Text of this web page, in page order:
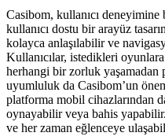
Casibom, kullanıcı
kullanıcı dostu bir arayüz
kolayca anlaşılabilir ve
Kullanıcılar, istedikleri
herhangi bir zorluk
uyumluluk da Casibom’un
platforma mobil cihazlarından
oynayabilir veya bahis
ve her zaman eğlenceye